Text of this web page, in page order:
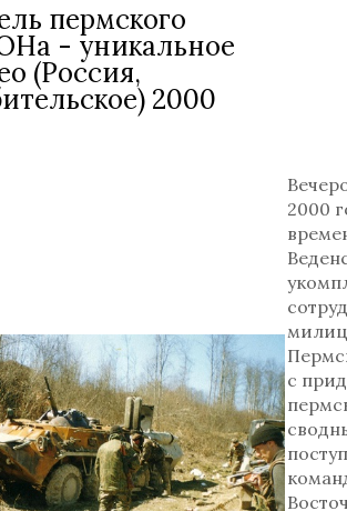
пермского
- уникальное
(Россия,
2000
2000
с